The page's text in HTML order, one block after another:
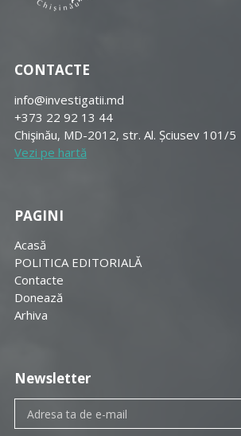
CONTACTE
info@investigatii.md
+373 22 92 13 44
Chişinău, MD-2012, str. Al. Șciusev 101/5
Vezi pe hartă
PAGINI
Acasă
POLITICA EDITORIALĂ
Contacte
Donează
Arhiva
Newsletter